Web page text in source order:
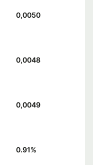
0,0050
0,0048
0,0049
0.91%